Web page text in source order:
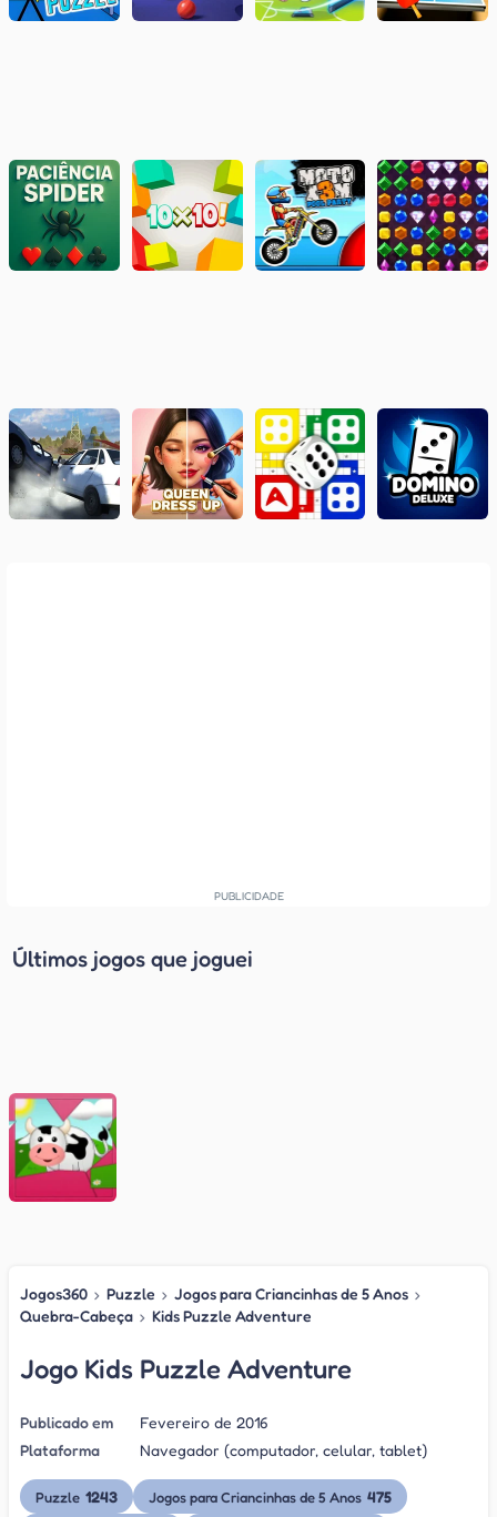
Últimos jogos que joguei
Jogos360 › Puzzle › Jogos para Criancinhas de 5 Anos ›
Quebra-Cabeça › Kids Puzzle Adventure
Jogo Kids Puzzle Adventure
Publicado em
Fevereiro de 2016
Plataforma
Navegador (computador, celular, tablet)
Puzzle 1243 Jogos para Criancinhas de 5 Anos 475